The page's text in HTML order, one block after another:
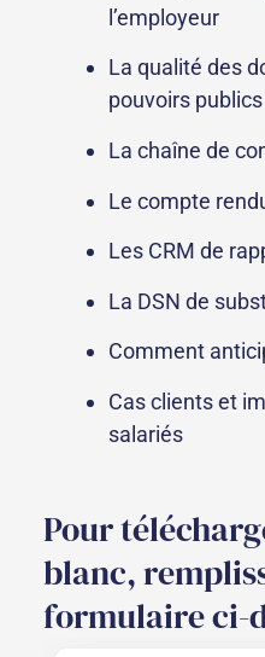
l’employeur
La qualité des
pouvoirs publics
La chaîne de
Le compte
Les CRM de
La DSN de
Comment
Cas clients et
salariés
Pour
blanc,
formulaire ci-